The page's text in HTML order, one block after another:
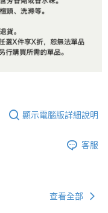
顯示電腦版詳細說明
客服
查看全部